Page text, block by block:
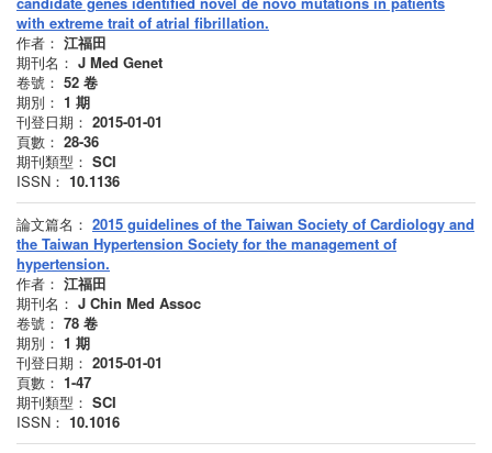
with extreme trait of atrial fibrillation.
作者： 江福田
期刊名： J Med Genet
卷號： 52 卷
期別： 1 期
刊登日期： 2015-01-01
頁數： 28-36
期刊類型： SCI
ISSN： 10.1136
論文篇名： 2015 guidelines of the Taiwan Society of Cardiology and
the Taiwan Hypertension Society for the management of
hypertension.
作者： 江福田
期刊名： J Chin Med Assoc
卷號： 78 卷
期別： 1 期
刊登日期： 2015-01-01
頁數： 1-47
期刊類型： SCI
ISSN： 10.1016